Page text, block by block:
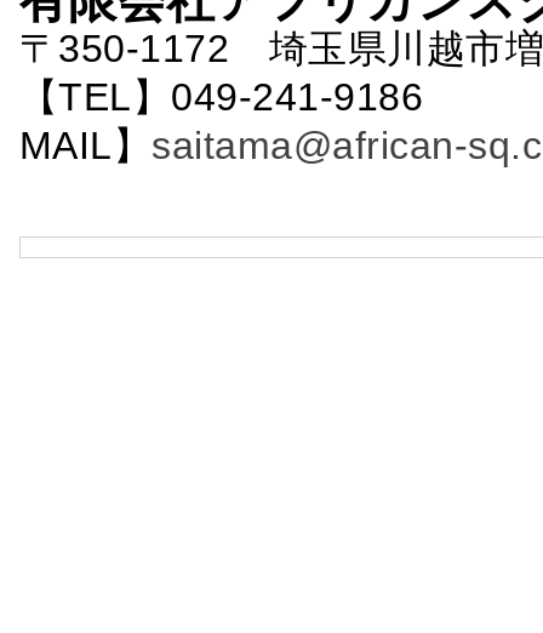
〒350-1172 埼玉県川越市
【TEL】049-241-
MAIL】 saitama@african-